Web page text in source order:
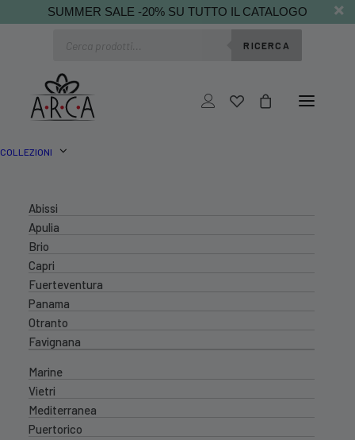
SUMMER SALE -20% SU TUTTO IL CATALOGO
RICERCA
COLLEZIONI
Abissi
Apulia
Brio
Capri
Fuerteventura
Panama
Otranto
Favignana
Marine
Vietri
Mediterranea
Puertorico